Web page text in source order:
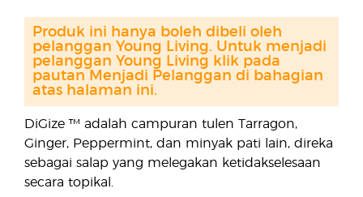
DiGize ™ adalah campuran tulen Tarragon,
Ginger, Peppermint, dan minyak pati lain, direka
sebagai salap yang melegakan ketidakselesaan
secara topikal.
Produk ini hanya boleh dibeli oleh
pelanggan Young Living. Untuk menjadi
pelanggan Young Living klik pada
pautan Menjadi Pelanggan di bahagian
atas halaman ini.